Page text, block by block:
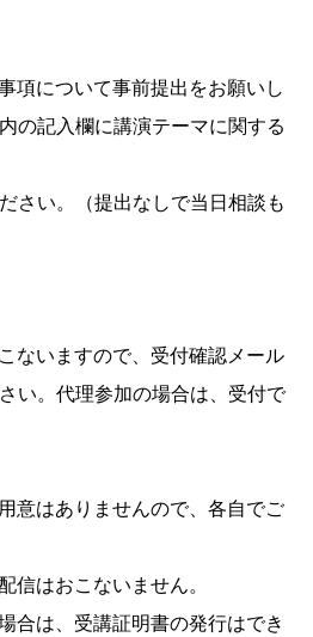
項について事前提出をお願いし
の記入欄に講演テーマに関する
い。（提出なしで当日相談も
ないますので、受付確認メール
い。代理参加の場合は、受付で
意はありませんので、各自でご
信はおこないません。
合は、受講証明書の発行はでき